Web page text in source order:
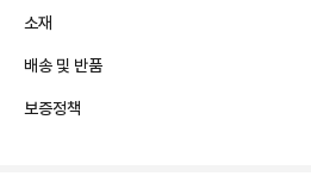
소재
배송 및 반품
보증정책